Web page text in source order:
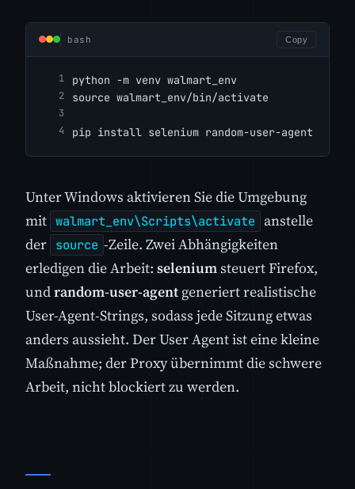
bash Copy
python -m venv walmart_env
source walmart_env/bin/activate
pip install selenium random-user-agent
Unter Windows aktivieren Sie die Umgebung
mit walmart_env\Scripts\activate
anstelle
der source -Zeile. Zwei Abhängigkeiten
erledigen die Arbeit: seleniumsteuert Firefox,
undrandom-user-agent generiert realistische
User-Agent-Strings, sodass jede Sitzung etwas
anders aussieht. Der User Agent ist eine kleine
Maßnahme; der Proxy übernimmt die schwere
Arbeit, nicht blockiert zu werden.